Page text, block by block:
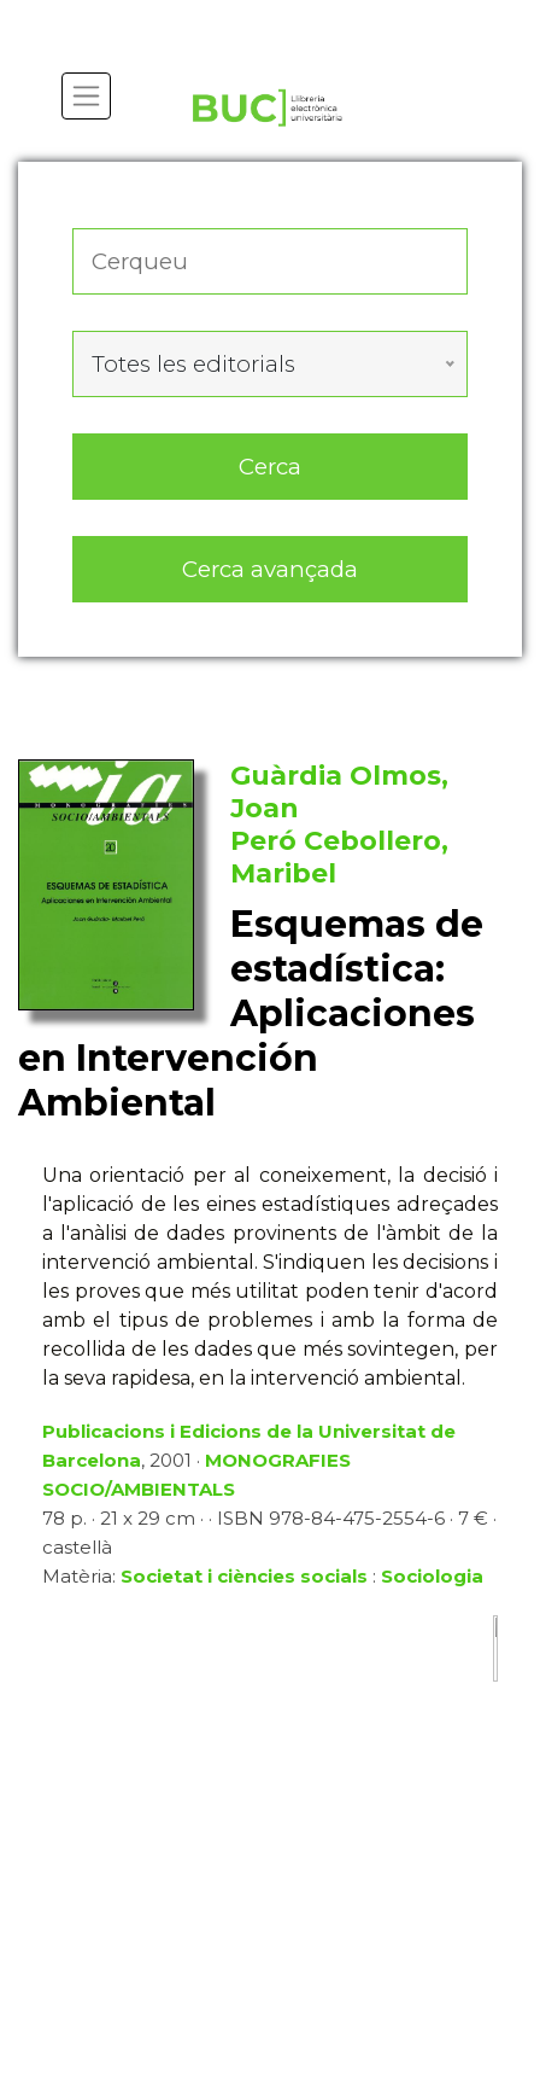
Totes les editorials
Cerca
Cerca avançada
Guàrdia Olmos,
Joan
Peró Cebollero,
Maribel
Esquemas de
estadística:
Aplicaciones
en Intervención
Ambiental
Una orientació per al coneixement, la decisió i
l'aplicació de les eines estadístiques adreçades
a l'anàlisi de dades provinents de l'àmbit de la
intervenció ambiental. S'indiquen les decisions i
les proves que més utilitat poden tenir d'acord
amb el tipus de problemes i amb la forma de
recollida de les dades que més sovintegen, per
la seva rapidesa, en la intervenció ambiental.
Publicacions i Edicions de la Universitat de
Barcelona, 2001 · MONOGRAFIES
SOCIO/AMBIENTALS
78 p. · 21 x 29 cm · · ISBN 978-84-475-2554-6 · 7 € ·
castellà
Matèria: Societat i ciències socials : Sociologia